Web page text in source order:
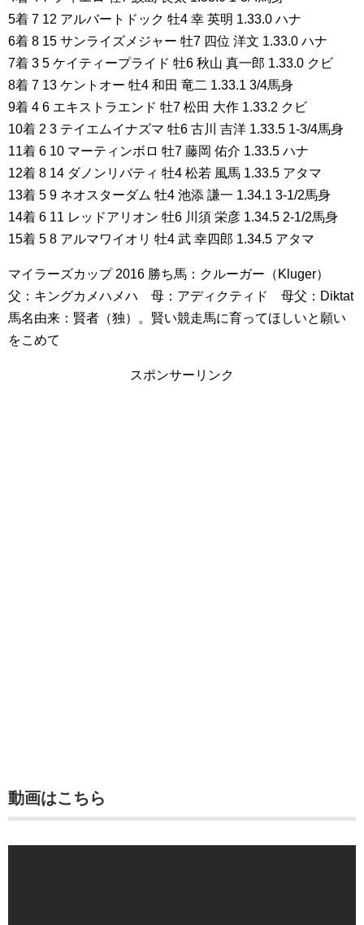
5着 7 12 アルバートドック 牡4 幸 英明 1.33.0 ハナ
6着 8 15 サンライズメジャー 牡7 四位 洋文 1.33.0 ハナ
7着 3 5 ケイティープライド 牡6 秋山 真一郎 1.33.0 クビ
8着 7 13 ケントオー 牡4 和田 竜二 1.33.1 3/4馬身
9着 4 6 エキストラエンド 牡7 松田 大作 1.33.2 クビ
10着 2 3 テイエムイナズマ 牡6 古川 吉洋 1.33.5 1-3/4馬身
11着 6 10 マーティンボロ 牡7 藤岡 佑介 1.33.5 ハナ
12着 8 14 ダノンリバティ 牡4 松若 風馬 1.33.5 アタマ
13着 5 9 ネオスターダム 牡4 池添 謙一 1.34.1 3-1/2馬身
14着 6 11 レッドアリオン 牡6 川須 栄彦 1.34.5 2-1/2馬身
15着 5 8 アルマワイオリ 牡4 武 幸四郎 1.34.5 アタマ
マイラーズカップ 2016 勝ち馬：クルーガー（Kluger）
父：キングカメハメハ 母：アディクティド 母父：Diktat
馬名由来：賢者（独）。賢い競走馬に育ってほしいと願い
をこめて
スポンサーリンク
動画はこちら